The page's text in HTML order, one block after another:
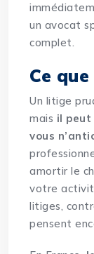
un avocat
complet.
Ce
Un litige
mais il
vous
amortir le
votre
litiges,
pensent